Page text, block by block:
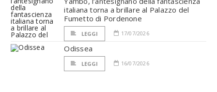
italiana torna a brillare al Palazzo del
Fumetto di Pordenone
LEGGI 17/07/2026
Odissea
LEGGI 16/07/2026